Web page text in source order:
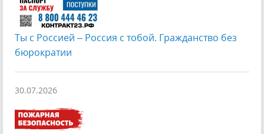
Ты с Россией – Россия с тобой. Гражданство без
бюрократии
30.07.2026